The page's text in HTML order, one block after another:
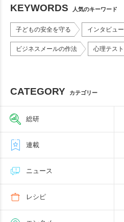
KEYWORDS 人気のキーワード
子どもの安全を守る インタビュー
ビジネスメールの作法 心理テスト
CATEGORY カテゴリー
総研
連載
ニュース
レシピ